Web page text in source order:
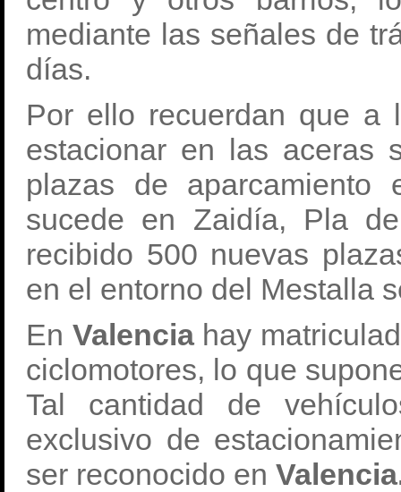
mediante las señales de
días.
Por ello recuerdan que a
estacionar en las aceras
plazas de aparcamiento
sucede en Zaidía, Pla
recibido 500 nuevas
en el entorno del Mestalla
En Valencia hay
ciclomotores, lo que
Tal cantidad de
exclusivo de
ser reconocido en